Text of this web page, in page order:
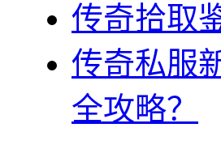
传奇拾取
传奇私服
全攻略？